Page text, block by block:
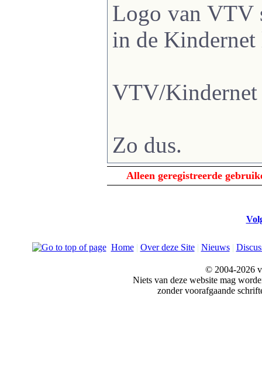
Logo van VTV
in de
VTV/Kindernet
Zo dus.
Alleen geregistreerde
Home| Over deze Site| Nieuws|
© 2004-2026
Niets van deze website mag
zonder voorafgaande